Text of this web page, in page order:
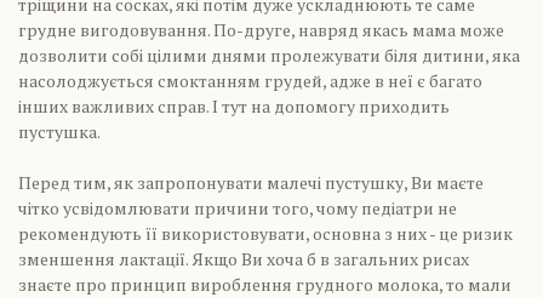
грудне вигодовування. По-друге, навряд якась мама може
дозволити собі цілими днями пролежувати біля дитини, яка
насолоджується смоктанням грудей, адже в неї є багато
інших важливих справ. І тут на допомогу приходить
пустушка.
Перед тим, як запропонувати малечі пустушку, Ви маєте
чітко усвідомлювати причини того, чому педіатри не
рекомендують її використовувати, основна з них - це ризик
зменшення лактації. Якщо Ви хоча б в загальних рисах
знаєте про принцип вироблення грудного молока, то мали